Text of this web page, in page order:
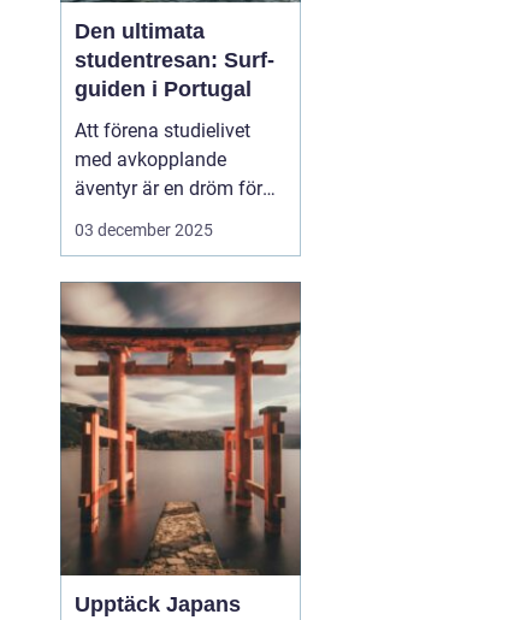
Den ultimata
studentresan: Surf-
guiden i Portugal
Att förena studielivet
med avkopplande
äventyr är en dröm för
många studenter. Att ta
surf, sol och nya möten
kan vara just den
upplevelse som fyller
p&ar...
03 december 2025
Upptäck Japans